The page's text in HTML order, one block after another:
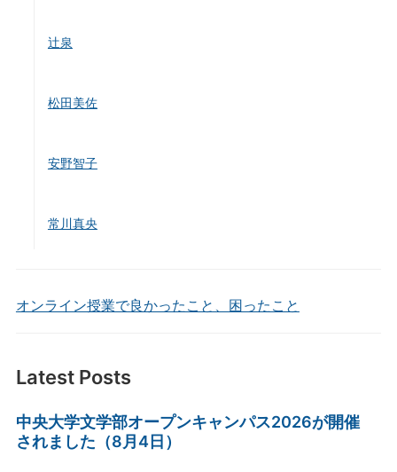
辻泉
松田美佐
安野智子
常川真央
オンライン授業で良かったこと、困ったこと
Latest Posts
中央大学文学部オープンキャンパス2026が開催
されました（8月4日）